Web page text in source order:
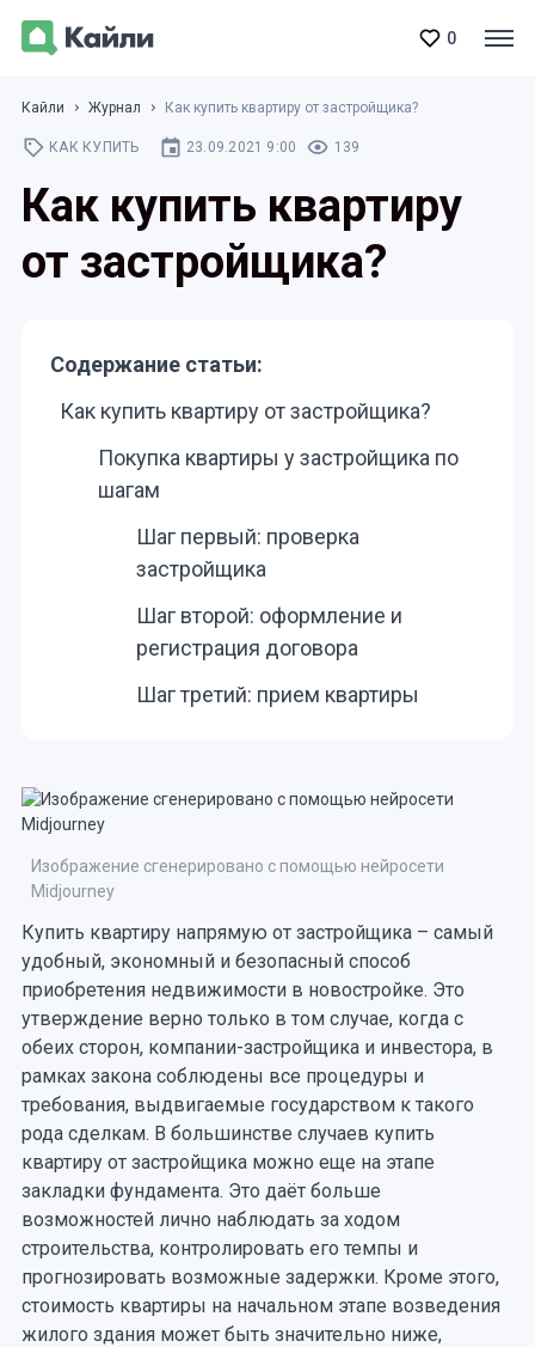
0
Кайли Журнал Как купить квартиру от застройщика?
КАК КУПИТЬ 23.09.2021 9:00 139
Как купить квартиру
от застройщика?
Содержание статьи:
Как купить квартиру от застройщика?
Покупка квартиры у застройщика по
шагам
Шаг первый: проверка
застройщика
Шаг второй: оформление и
регистрация договора
Шаг третий: прием квартиры
Изображение сгенерировано с помощью нейросети
Midjourney
Купить квартиру напрямую от застройщика – самый
удобный, экономный и безопасный способ
приобретения недвижимости в новостройке. Это
утверждение верно только в том случае, когда с
обеих сторон, компании-застройщика и инвестора, в
рамках закона соблюдены все процедуры и
требования, выдвигаемые государством к такого
рода сделкам. В большинстве случаев купить
квартиру от застройщика можно еще на этапе
закладки фундамента. Это даёт больше
возможностей лично наблюдать за ходом
строительства, контролировать его темпы и
прогнозировать возможные задержки. Кроме этого,
стоимость квартиры на начальном этапе возведения
жилого здания может быть значительно ниже,